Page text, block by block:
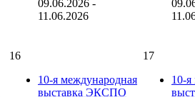
09.06.2026 -
11.06.2026
16
10-я международная
выставка ЭКСПО
17
10-